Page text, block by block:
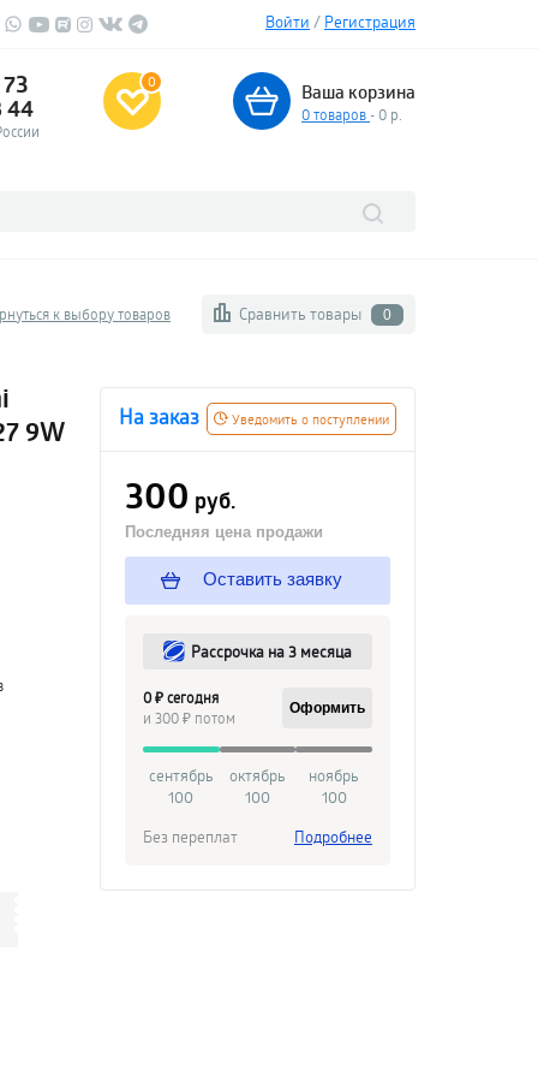
Войти / Регистрация
44
0 Ваша корзина
0товаров - 0 р.
к выбору товаров Сравнить товары 0
9W
Уведомить о поступлении
На заказ
300 руб.
Последняя цена продажи
Оставить заявку
Рассрочка на 3 месяца
0 ₽ сегодня
и 300 ₽ потом
Оформить
сентябрь
100
октябрь
100
ноябрь
100
Без переплат
Подробнее